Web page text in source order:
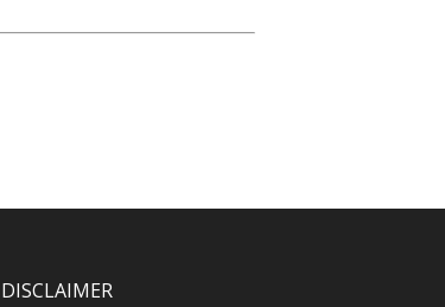
DISCLAIMER